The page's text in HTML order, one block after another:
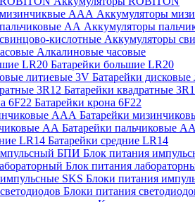
Аккумуляторы
Аккумуляторы
Аккумуляторы
Алкалиновые часовые
Батарейки большие LR20
Батарейки
Батарейки квадратные
Батарейки крона 6F22
Батарейки
Батарейки пальчиковые
Батарейки средние LR14
Блок питания
Блок питания
Блоки питания
Блоки питания